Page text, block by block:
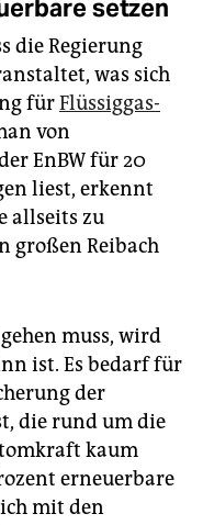
setzen
die Regierung
was sich
fürFlüssiggas-
von
EnBW für 20
liest, erkennt
allseits zu
großen Reibach
muss, wird
ist. Es bedarf für
der
die rund um die
kaum
erneuerbare
mit den